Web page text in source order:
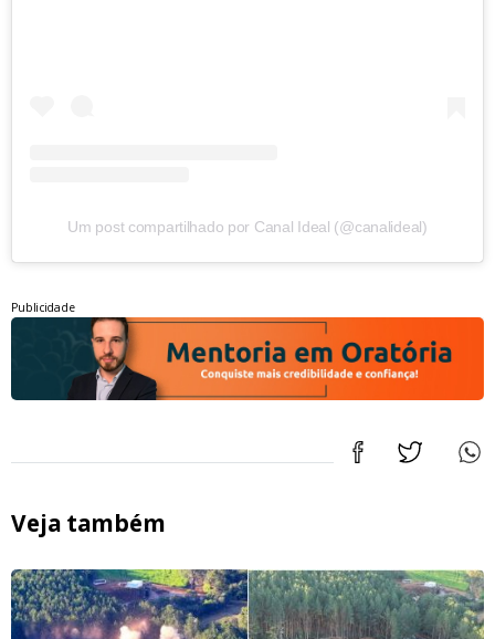
Um post compartilhado por Canal Ideal (@canalideal)
Publicidade
Veja também